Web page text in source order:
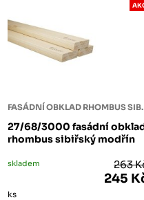
FASÁDNÍ
27/68/3000 fasádní
rhombus sibiřský modřín
skladem 263
245
ks